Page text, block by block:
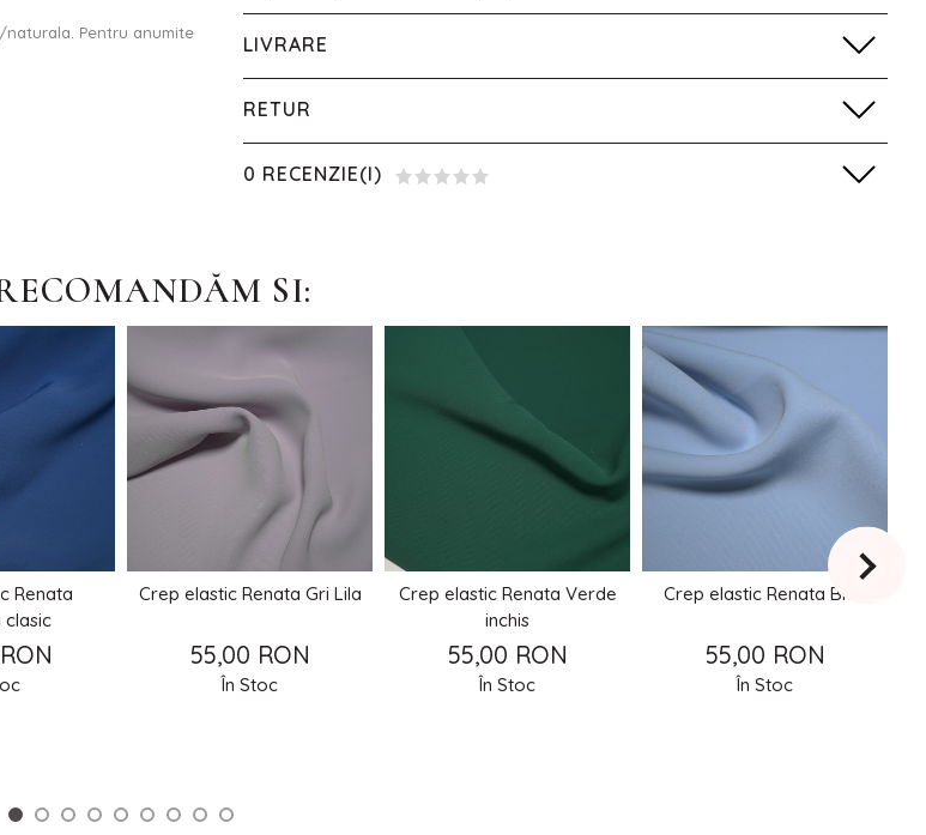
Pentru anumite
LIVRARE
RETUR
0 RECENZIE(I)
SI:
Renata
clasic
Crep elastic Renata Gri Lila
55,00 RON
În Stoc
Crep elastic Renata Verde
inchis
55,00 RON
În Stoc
Crep elastic Renata Bleu
55,00 RON
În Stoc